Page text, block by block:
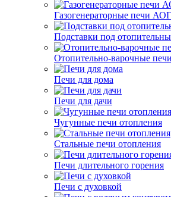
Газогенераторные печи
Подставки под
Отопительно-варочные печи
Печи для дома
Печи для дачи
Чугунные печи отопления
Стальные печи отопления
Печи длительного горения
Печи с духовкой